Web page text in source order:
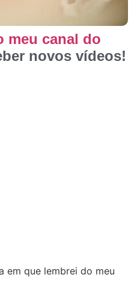
meu canal do
novos vídeos!
em que lembrei do meu